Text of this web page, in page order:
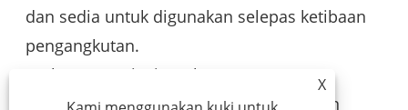
dan sedia untuk digunakan selepas ketibaan
pengangkutan.
Arahan terperinci: Arahan pemasangan
terperinci dan panduan video disediakan
X